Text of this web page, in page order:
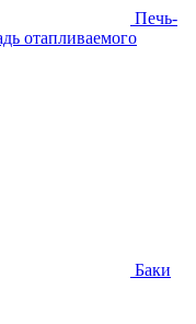
Печь-
отапливаемого
Баки